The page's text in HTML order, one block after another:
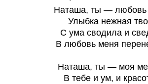
Наташа, ты — любовь
Улыбка нежная
С ума сводила и
В любовь меня
Наташа, ты — моя
В тебе и ум, и